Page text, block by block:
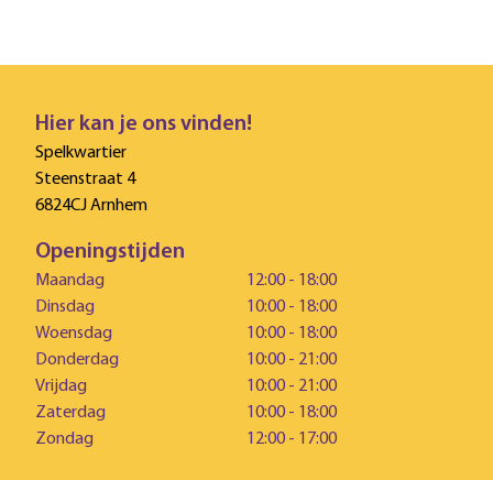
Hier kan je ons vinden!
Spelkwartier
Steenstraat 4
6824CJ Arnhem
Openingstijden
Maandag
12:00 - 18:00
Dinsdag
10:00 - 18:00
Woensdag
10:00 - 18:00
Donderdag
10:00 - 21:00
Vrijdag
10:00 - 21:00
Zaterdag
10:00 - 18:00
Zondag
12:00 - 17:00